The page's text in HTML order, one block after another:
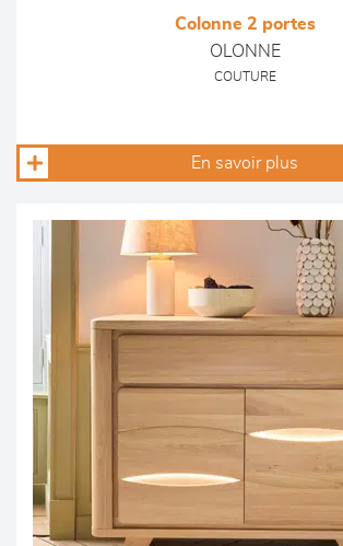
Colonne 2 portes
OLONNE
COUTURE
En savoir plus